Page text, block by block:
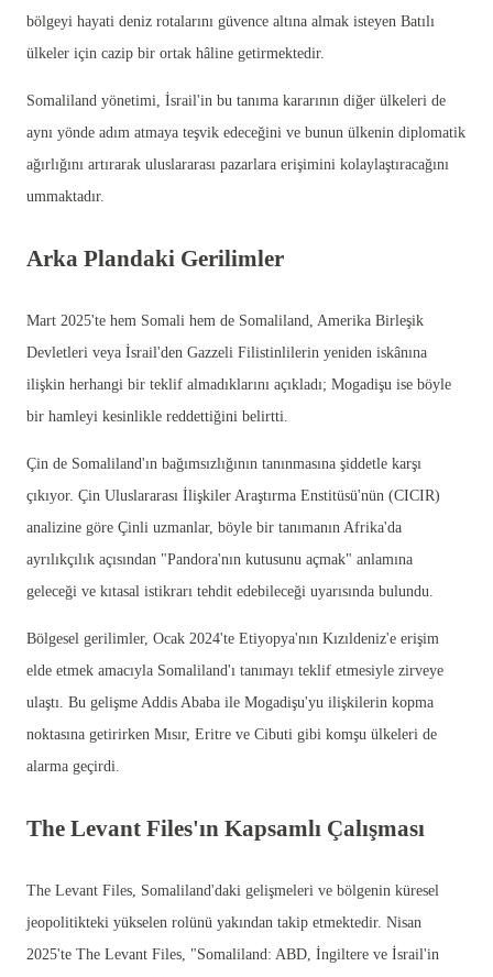
bölgeyi hayati deniz rotalarını güvence altına almak isteyen Batılı
ülkeler için cazip bir ortak hâline getirmektedir.
Somaliland yönetimi, İsrail'in bu tanıma kararının diğer ülkeleri de
aynı yönde adım atmaya teşvik edeceğini ve bunun ülkenin diplomatik
ağırlığını artırarak uluslararası pazarlara erişimini kolaylaştıracağını
ummaktadır.
Arka Plandaki Gerilimler
Mart 2025'te hem Somali hem de Somaliland, Amerika Birleşik
Devletleri veya İsrail'den Gazzeli Filistinlilerin yeniden iskânına
ilişkin herhangi bir teklif almadıklarını açıkladı; Mogadişu ise böyle
bir hamleyi kesinlikle reddettiğini belirtti.
Çin de Somaliland'ın bağımsızlığının tanınmasına şiddetle karşı
çıkıyor. Çin Uluslararası İlişkiler Araştırma Enstitüsü'nün (CICIR)
analizine göre Çinli uzmanlar, böyle bir tanımanın Afrika'da
ayrılıkçılık açısından "Pandora'nın kutusunu açmak" anlamına
geleceği ve kıtasal istikrarı tehdit edebileceği uyarısında bulundu.
Bölgesel gerilimler, Ocak 2024'te Etiyopya'nın Kızıldeniz'e erişim
elde etmek amacıyla Somaliland'ı tanımayı teklif etmesiyle zirveye
ulaştı. Bu gelişme Addis Ababa ile Mogadişu'yu ilişkilerin kopma
noktasına getirirken Mısır, Eritre ve Cibuti gibi komşu ülkeleri de
alarma geçirdi.
The Levant Files'ın Kapsamlı Çalışması
The Levant Files, Somaliland'daki gelişmeleri ve bölgenin küresel
jeopolitikteki yükselen rolünü yakından takip etmektedir. Nisan
2025'te The Levant Files, "Somaliland: ABD, İngiltere ve İsrail'in